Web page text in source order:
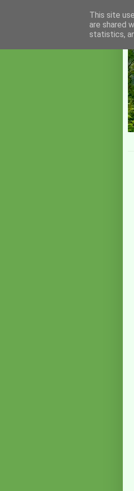
This site
are shared
statistics,